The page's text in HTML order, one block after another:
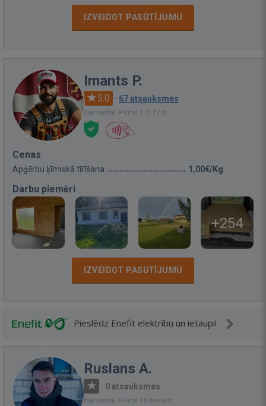
IZVEIDOT PASŪTĪJUMU
Imants P.
5.0 · 67 atsauksmes
Bija vietnē: Pirms 1 d. 12 st.
Cenas
Apģērbu ķīmiskā tīrīšana 1,00€/Kg
Darbu piemēri
+254
IZVEIDOT PASŪTĪJUMU
Pieslēdz Enefit elektrību un ietaupi!
Ruslans A.
· 0 atsauksmes
Bija vietnē: Pirms 18 dienām